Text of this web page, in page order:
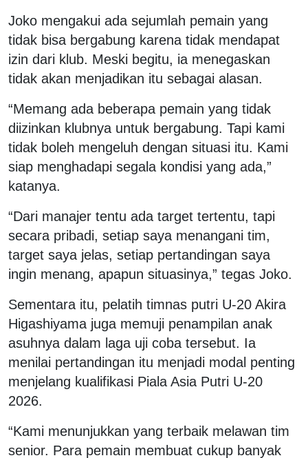
Joko mengakui ada sejumlah pemain yang
tidak bisa bergabung karena tidak mendapat
izin dari klub. Meski begitu, ia menegaskan
tidak akan menjadikan itu sebagai alasan.
“Memang ada beberapa pemain yang tidak
diizinkan klubnya untuk bergabung. Tapi kami
tidak boleh mengeluh dengan situasi itu. Kami
siap menghadapi segala kondisi yang ada,”
katanya.
“Dari manajer tentu ada target tertentu, tapi
secara pribadi, setiap saya menangani tim,
target saya jelas, setiap pertandingan saya
ingin menang, apapun situasinya,” tegas Joko.
Sementara itu, pelatih timnas putri U-20 Akira
Higashiyama juga memuji penampilan anak
asuhnya dalam laga uji coba tersebut. Ia
menilai pertandingan itu menjadi modal penting
menjelang kualifikasi Piala Asia Putri U-20
2026.
“Kami menunjukkan yang terbaik melawan tim
senior. Para pemain membuat cukup banyak